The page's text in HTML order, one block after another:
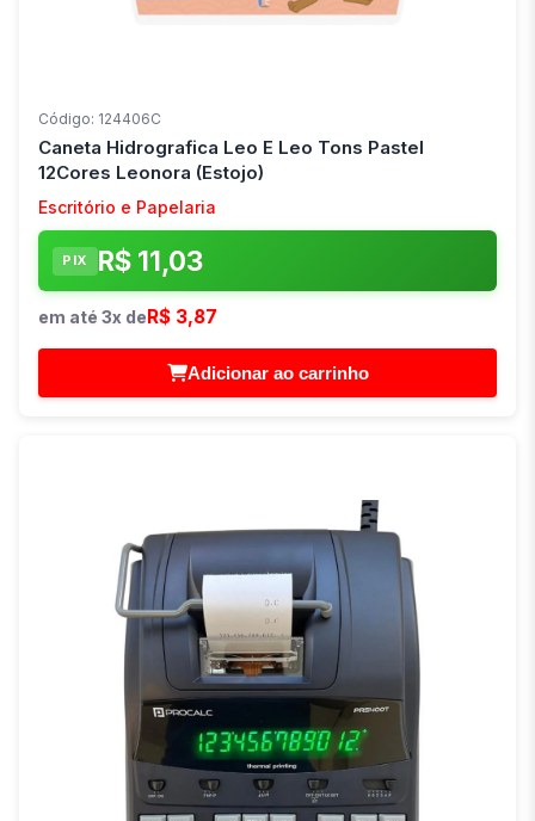
Código: 124406C
Caneta Hidrografica Leo E Leo Tons Pastel
12Cores Leonora (Estojo)
Escritório e Papelaria
PIX R$ 11,03
em até 3x de R$ 3,87
Adicionar ao carrinho